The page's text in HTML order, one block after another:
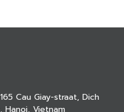
Cau Giay-straat, Dich